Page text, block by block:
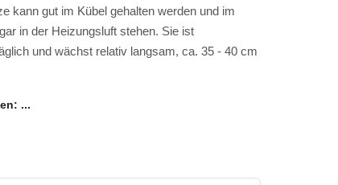
kann gut im Kübel gehalten werden und im
in der Heizungsluft stehen. Sie ist
und wächst relativ langsam, ca. 35 - 40 cm
...